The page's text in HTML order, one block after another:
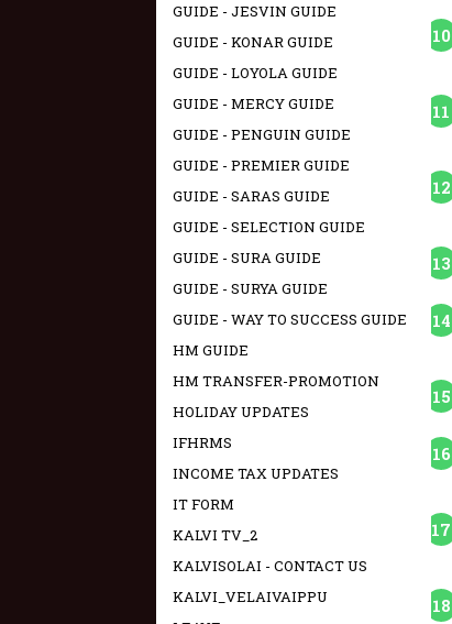
GUIDE - JESVIN GUIDE
GUIDE - KONAR GUIDE
GUIDE - LOYOLA GUIDE
GUIDE - MERCY GUIDE
GUIDE - PENGUIN GUIDE
GUIDE - PREMIER GUIDE
GUIDE - SARAS GUIDE
GUIDE - SELECTION GUIDE
GUIDE - SURA GUIDE
GUIDE - SURYA GUIDE
GUIDE - WAY TO SUCCESS GUIDE
HM GUIDE
HM TRANSFER-PROMOTION
HOLIDAY UPDATES
IFHRMS
INCOME TAX UPDATES
IT FORM
KALVI TV_2
KALVISOLAI - CONTACT US
KALVI_VELAIVAIPPU